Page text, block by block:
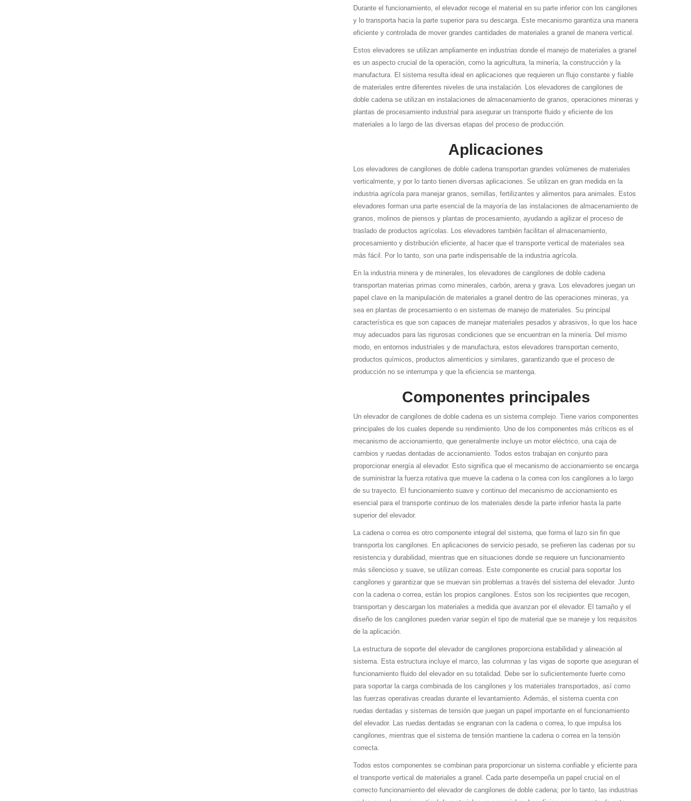
Durante el funcionamiento, el elevador recoge el material en su parte inferior con los cangilones
y lo transporta hacia la parte superior para su descarga. Este mecanismo garantiza una manera
eficiente y controlada de mover grandes cantidades de materiales a granel de manera vertical.
Estos elevadores se utilizan ampliamente en industrias donde el manejo de materiales a granel
es un aspecto crucial de la operación, como la agricultura, la minería, la construcción y la
manufactura. El sistema resulta ideal en aplicaciones que requieren un flujo constante y fiable
de materiales entre diferentes niveles de una instalación. Los elevadores de cangilones de
doble cadena se utilizan en instalaciones de almacenamiento de granos, operaciones mineras y
plantas de procesamiento industrial para asegurar un transporte fluido y eficiente de los
materiales a lo largo de las diversas etapas del proceso de producción.
Aplicaciones
Los elevadores de cangilones de doble cadena transportan grandes volúmenes de materiales
verticalmente, y por lo tanto tienen diversas aplicaciones. Se utilizan en gran medida en la
industria agrícola para manejar granos, semillas, fertilizantes y alimentos para animales. Estos
elevadores forman una parte esencial de la mayoría de las instalaciones de almacenamiento de
granos, molinos de piensos y plantas de procesamiento, ayudando a agilizar el proceso de
traslado de productos agrícolas. Los elevadores también facilitan el almacenamiento,
procesamiento y distribución eficiente, al hacer que el transporte vertical de materiales sea
más fácil. Por lo tanto, son una parte indispensable de la industria agrícola.
En la industria minera y de minerales, los elevadores de cangilones de doble cadena
transportan materias primas como minerales, carbón, arena y grava. Los elevadores juegan un
papel clave en la manipulación de materiales a granel dentro de las operaciones mineras, ya
sea en plantas de procesamiento o en sistemas de manejo de materiales. Su principal
característica es que son capaces de manejar materiales pesados y abrasivos, lo que los hace
muy adecuados para las rigurosas condiciones que se encuentran en la minería. Del mismo
modo, en entornos industriales y de manufactura, estos elevadores transportan cemento,
productos químicos, productos alimenticios y similares, garantizando que el proceso de
producción no se interrumpa y que la eficiencia se mantenga.
Componentes principales
Un elevador de cangilones de doble cadena es un sistema complejo. Tiene varios componentes
principales de los cuales depende su rendimiento. Uno de los componentes más críticos es el
mecanismo de accionamiento, que generalmente incluye un motor eléctrico, una caja de
cambios y ruedas dentadas de accionamiento. Todos estos trabajan en conjunto para
proporcionar energía al elevador. Esto significa que el mecanismo de accionamiento se encarga
de suministrar la fuerza rotativa que mueve la cadena o la correa con los cangilones a lo largo
de su trayecto. El funcionamiento suave y continuo del mecanismo de accionamiento es
esencial para el transporte continuo de los materiales desde la parte inferior hasta la parte
superior del elevador.
La cadena o correa es otro componente integral del sistema, que forma el lazo sin fin que
transporta los cangilones. En aplicaciones de servicio pesado, se prefieren las cadenas por su
resistencia y durabilidad, mientras que en situaciones donde se requiere un funcionamiento
más silencioso y suave, se utilizan correas. Este componente es crucial para soportar los
cangilones y garantizar que se muevan sin problemas a través del sistema del elevador. Junto
con la cadena o correa, están los propios cangilones. Estos son los recipientes que recogen,
transportan y descargan los materiales a medida que avanzan por el elevador. El tamaño y el
diseño de los cangilones pueden variar según el tipo de material que se maneje y los requisitos
de la aplicación.
La estructura de soporte del elevador de cangilones proporciona estabilidad y alineación al
sistema. Esta estructura incluye el marco, las columnas y las vigas de soporte que aseguran el
funcionamiento fluido del elevador en su totalidad. Debe ser lo suficientemente fuerte como
para soportar la carga combinada de los cangilones y los materiales transportados, así como
las fuerzas operativas creadas durante el levantamiento. Además, el sistema cuenta con
ruedas dentadas y sistemas de tensión que juegan un papel importante en el funcionamiento
del elevador. Las ruedas dentadas se engranan con la cadena o correa, lo que impulsa los
cangilones, mientras que el sistema de tensión mantiene la cadena o correa en la tensión
correcta.
Todos estos componentes se combinan para proporcionar un sistema confiable y eficiente para
el transporte vertical de materiales a granel. Cada parte desempeña un papel crucial en el
correcto funcionamiento del elevador de cangilones de doble cadena; por lo tanto, las industrias